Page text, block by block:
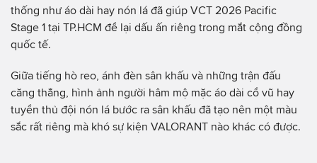
thống như áo dài hay nón lá đã giúp VCT 2026 Pacific
Stage 1 tại TP.HCM để lại dấu ấn riêng trong mắt cộng đồng
quốc tế.
Giữa tiếng hò reo, ánh đèn sân khấu và những trận đấu
căng thẳng, hình ảnh người hâm mộ mặc áo dài cổ vũ hay
tuyển thủ đội nón lá bước ra sân khấu đã tạo nên một màu
sắc rất riêng mà khó sự kiện VALORANT nào khác có được.